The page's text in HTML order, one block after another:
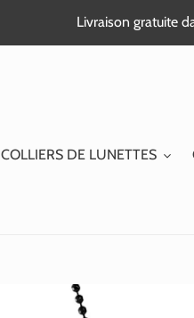
Livraison gratuite
COLLIERS DE LUNETTES